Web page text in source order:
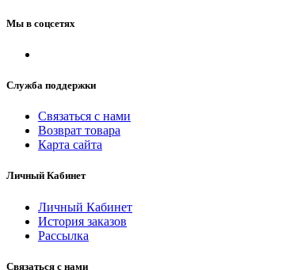
Мы в соцсетях
Служба поддержки
Связаться с нами
Возврат товара
Карта сайта
Личный Кабинет
Личный Кабинет
История заказов
Рассылка
Связаться с нами